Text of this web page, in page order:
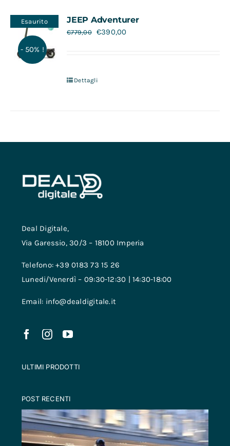
Contatti
Esaurito
- 50% !
JEEP Adventurer
€779,00 €390,00
Dettagli
Deal Digitale,
Via Garessio, 30/3 – 18100 Imperia
Telefono: +39 0183 73 15 26
Lunedi/Venerdì – 09:30-12:30 | 14:30-18:00
Email: info@dealdigitale.it
ULTIMI PRODOTTI
POST RECENTI